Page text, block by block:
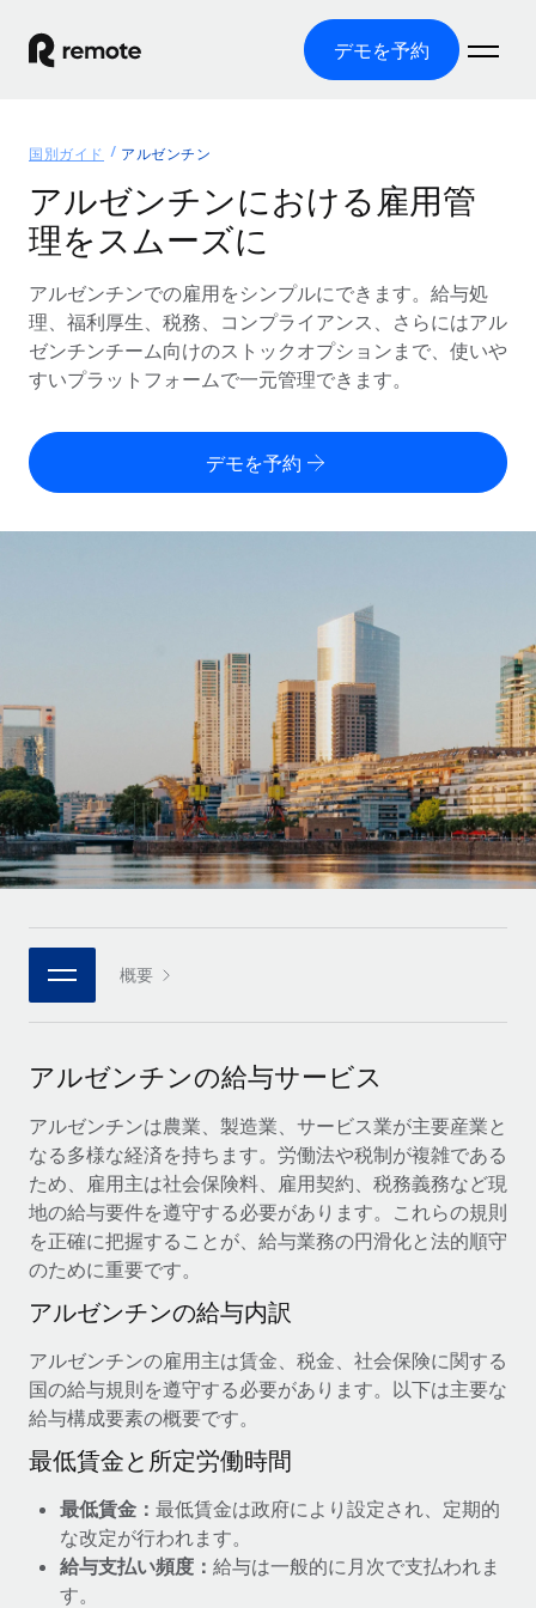
デモを予約
グローバル雇用
グローバル給与処理
コンプライアンス対応の給与処理を手軽に
Employer of Record（EOR）
グローバル展開をコストをかけずに実現
Contractor of Record
世界中の契約社員と法令を遵守して契約
人事機能をワークフローにシームレスに統合する
プラットフォーム
チームのための人事の基本機能を内蔵
接続 新しい
当社のMCPを使用して、あらゆるAIツールをRemoteに接続
統合
基本的なビジネスツールを活用して業務プロセスを効率化す
専門家に相談
グローバル人事・コンプライアンスの専門サポート
バックグラウンドチェック
候補者の選考プロセスをシンプルに
Compliance Watchtower
デバイス管理
ITデバイスを世界規模で提供・管理
法人設立
法令順守した法人をスピーディに設立
移住・転勤
従業員の異動をスムーズに
ソリューション
各国の制度に対応
国別ガイド
/国別のグローバル雇用支援を検索する
Remoteを他社と比較
成長中の企業向けのアジャイルなグローバルHR・給与処理ソ
ミッドマーケット
カスタマイズされた人事ソリューションでチームを拡大する
企業
大企業向けのグローバルHR
パートナーに登録
戦略的テクノロジーパートナー
グローバルな人事機能を柔軟に自社プラットフォームへ統合
当社とのパートナーシップの可能性を検討する
Remote Build
近日リリース予定
統合とAI自動化に関するコンサルティング
活用事例
リソース
ツールと計算ツール
従業員コスト計算ツール
リサーチおよびガイド
活用事例
HR用語集
チェックリストおよびテンプレート
職務内容ライブラリ
ウェビナー
イベント
ニュースルーム
給与・人材情報
情報センター
サポートを依頼する
すべてのリソースを表示する
グローバル給与処理
EORおよびPEO
税務
ブログを読む
価格
English
Español
Italiano
Português (Portugal)
日本語
한국어
国別ガイド アルゼンチン
アルゼンチンにおける雇用管
理をスムーズに
アルゼンチンでの雇用をシンプルにできます。給与処
理、福利厚生、税務、コンプライアンス、さらにはアル
ゼンチンチーム向けのストックオプションまで、使いや
すいプラットフォームで一元管理できます。
デモを予約
概要
アルゼンチンの給与サービス
アルゼンチンは農業、製造業、サービス業が主要産業と
なる多様な経済を持ちます。労働法や税制が複雑である
ため、雇用主は社会保険料、雇用契約、税務義務など現
地の給与要件を遵守する必要があります。これらの規則
を正確に把握することが、給与業務の円滑化と法的順守
のために重要です。
アルゼンチンの給与内訳
アルゼンチンの雇用主は賃金、税金、社会保険に関する
国の給与規則を遵守する必要があります。以下は主要な
給与構成要素の概要です。
最低賃金と所定労働時間
最低賃金： 最低賃金は政府により設定され、定期的
な改定が行われます。
給与支払い頻度： 給与は一般的に月次で支払われま
す。